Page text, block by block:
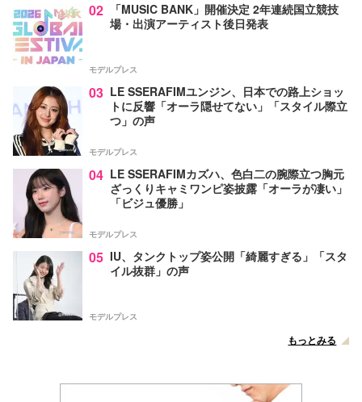
02
「MUSIC BANK」開催決定 2年連続国立競技
場・出演アーティスト後日発表
モデルプレス
03 LE SSERAFIMユンジン、日本での路上ショッ
トに反響「オーラ隠せてない」「スタイル際立
つ」の声
モデルプレス
04 LE SSERAFIMカズハ、色白二の腕際立つ胸元
ざっくりキャミワンピ姿披露「オーラが凄い」
「ビジュ優勝」
モデルプレス
05 IU、タンクトップ姿公開「綺麗すぎる」「スタ
イル抜群」の声
モデルプレス
もっとみる